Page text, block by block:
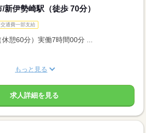
新伊勢崎駅（徒歩 70分）
交通費一部支給
憩60分）実働7時間00分 ...
もっと見る
求人詳細を見る